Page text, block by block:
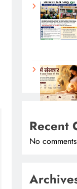
Recent
No